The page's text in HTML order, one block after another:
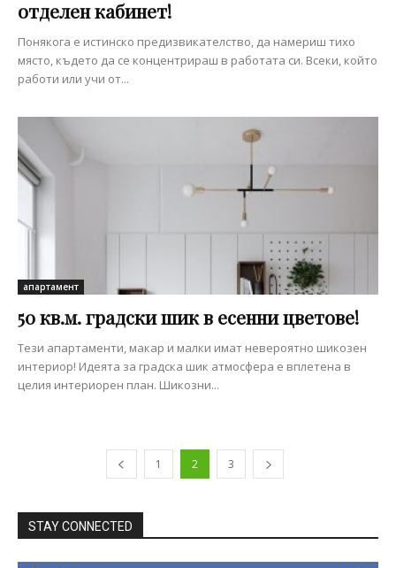
отделен кабинет!
Понякога е истинско предизвикателство, да намериш тихо
място, където да се концентрираш в работата си. Всеки, който
работи или учи от...
апартамент
50 кв.м. градски шик в есенни цветове!
Тези апартаменти, макар и малки имат невероятно шикозен
интериор! Идеята за градска шик атмосфера е вплетена в
целия интериорен план. Шикозни...
1 2 3
STAY CONNECTED